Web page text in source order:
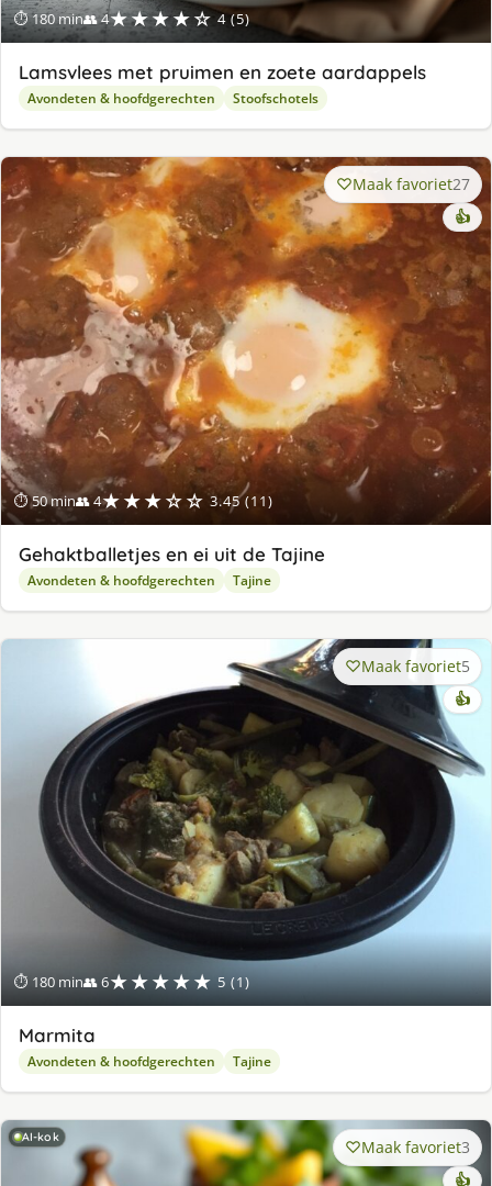
⏱ 180 min👥 4★★★★☆ 4 (5)
Lamsvlees met pruimen en zoete aardappels
Avondeten & hoofdgerechten Stoofschotels
⏱ 50 min👥 4★★★☆☆ 3.45 (11)
Maak favoriet27
👍
Gehaktballetjes en ei uit de Tajine
Avondeten & hoofdgerechten Tajine
⏱ 180 min👥 6★★★★★ 5 (1)
Maak favoriet5
👍
Marmita
Avondeten & hoofdgerechten Tajine
AI-kok Maak favoriet3
👍